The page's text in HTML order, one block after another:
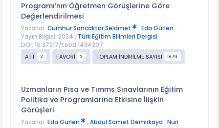
Programı’nın Öğretmen Görüşlerine Göre
Değerlendirilmesi
Yazarlar: Cumhur Sancaktar Selamet , Eda Gürlen
Yayın Bilgisi: 2024 , Türk Eğitim Bilimleri Dergisi
DOI: 10.37217/tebd.1434207
ATIF
2 FAVORİ 2 TOPLAM İNDİRİLME SAYISI 1879
Uzmanların Pısa ve Tımms Sınavlarının Eğitim
Politika ve Programlarına Etkisine İlişkin
Görüşleri
Yazarlar: Eda Gürlen , Abdul Samet Demirkaya , Nuri